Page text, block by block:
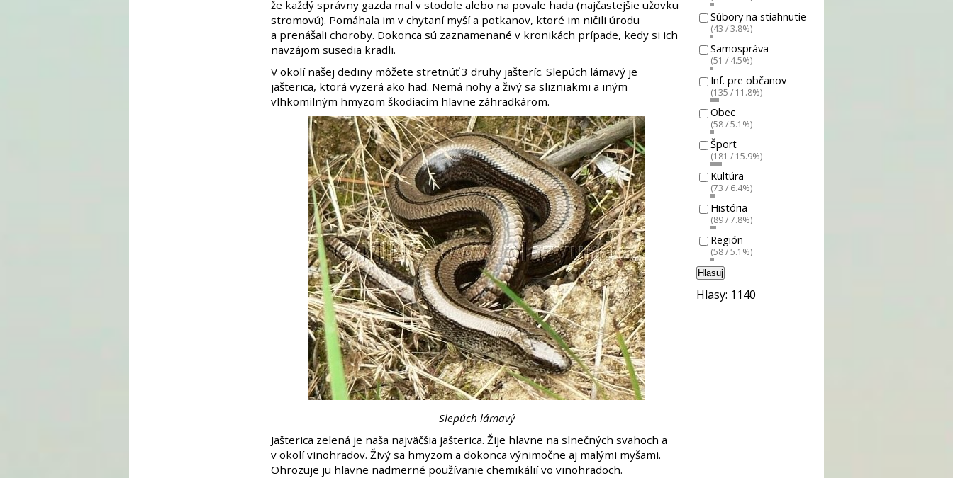
že každý správny gazda mal v stodole alebo na povale hada (najčastejšie užovku
stromovú). Pomáhala im v chytaní myší a potkanov, ktoré im ničili úrodu
a prenášali choroby. Dokonca sú zaznamenané v kronikách prípade, kedy si ich
navzájom susedia kradli.
V okolí našej dediny môžete stretnúť 3 druhy jašteríc. Slepúch lámavý je
jašterica, ktorá vyzerá ako had. Nemá nohy a živý sa slizniakmi a iným
vlhkomilným hmyzom škodiacim hlavne záhradkárom.
Slepúch lámavý
Jašterica zelená je naša najväčšia jašterica. Žije hlavne na slnečných svahoch a
v okolí vinohradov. Živý sa hmyzom a dokonca výnimočne aj malými myšami.
Ohrozuje ju hlavne nadmerné používanie chemikálií vo vinohradoch.
Súbory na stiahnutie
(43 / 3.8%)
Samospráva
(51 / 4.5%)
Inf. pre občanov
(135 / 11.8%)
Obec
(58 / 5.1%)
Šport
(181 / 15.9%)
Kultúra
(73 / 6.4%)
História
(89 / 7.8%)
Región
(58 / 5.1%)
Hlasuj
Hlasy: 1140